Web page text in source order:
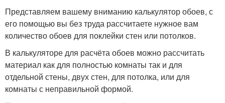
Представляем вашему вниманию калькулятор обоев, с
его помощью вы без труда рассчитаете нужное вам
количество обоев для поклейки стен или потолков.
В калькуляторе для расчёта обоев можно рассчитать
материал как для полностью комнаты так и для
отдельной стены, двух стен, для потолка, или для
комнаты с неправильной формой.